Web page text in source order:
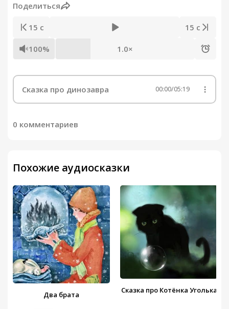
Поделиться
15 с 15 с
100% 1.0×
Сказка про динозавра 00:00/05:19
0 комментариев
Похожие аудиосказки
Два брата Сказка про Котёнка Уголька